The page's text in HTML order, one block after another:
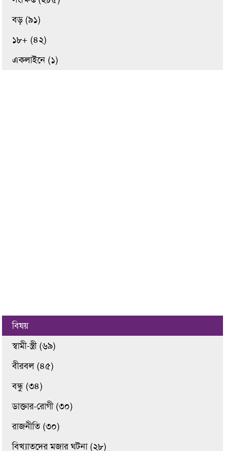
বড় (৯১)
১৮+ (৪২)
একলাইনে (১)
বিষয়
স্বামী-স্ত্রী (৬৯)
বীরবল (৪৫)
বন্ধু (৩৪)
ডাক্তার-রোগী (৩০)
রাজনীতি (৩০)
বিখ্যাতদের মজার ঘটনা (২৮)